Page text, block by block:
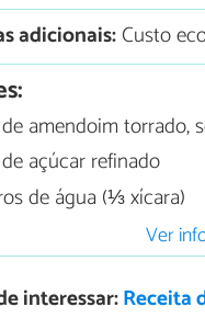
adicionais:Custo
amendoim torrado,
açúcar refinado
de água (⅓ xícara)
Ver
interessar:Receita